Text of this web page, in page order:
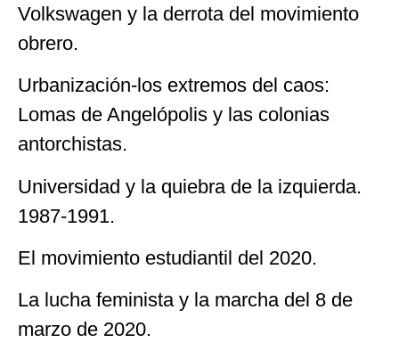
Volkswagen y la derrota del movimiento
obrero.
Urbanización-los extremos del caos:
Lomas de Angelópolis y las colonias
antorchistas.
Universidad y la quiebra de la izquierda.
1987-1991.
El movimiento estudiantil del 2020.
La lucha feminista y la marcha del 8 de
marzo de 2020.